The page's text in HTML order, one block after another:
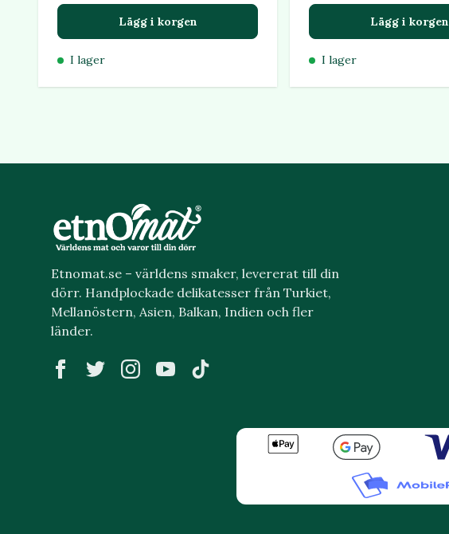
Lägg i korgen
I lager
Lägg i korgen
I lager
Etnomat.se – världens smaker, levererat till din
dörr. Handplockade delikatesser från Turkiet,
Mellanöstern, Asien, Balkan, Indien och fler
länder.